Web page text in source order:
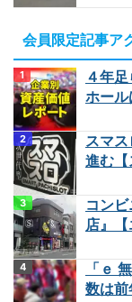
会員限定記事ア
４年
ホー
スマ
進む
コン
店』
「ｅ
数は